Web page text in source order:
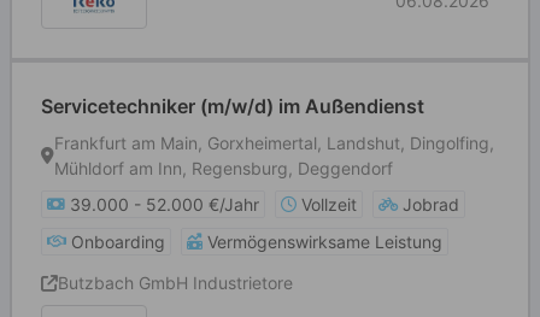
Servicetechniker (m/w/d) im Außendienst
Frankfurt am Main, Gorxheimertal, Landshut, Dingolfing,
Mühldorf am Inn, Regensburg, Deggendorf
39.000 - 52.000 €/Jahr
Vollzeit
Jobrad
Onboarding
Vermögenswirksame Leistung
Butzbach GmbH Industrietore